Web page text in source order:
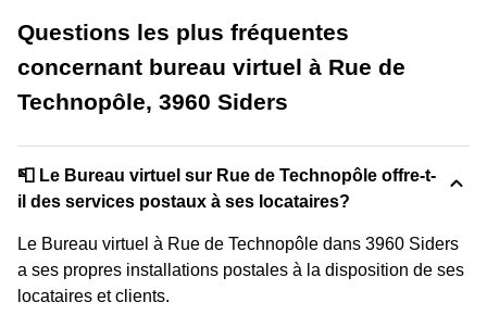
Questions les plus fréquentes
concernant bureau virtuel à Rue de
Technopôle, 3960 Siders
📮 Le Bureau virtuel sur Rue de Technopôle offre-t-
il des services postaux à ses locataires?
Le Bureau virtuel à Rue de Technopôle dans 3960 Siders
a ses propres installations postales à la disposition de ses
locataires et clients.